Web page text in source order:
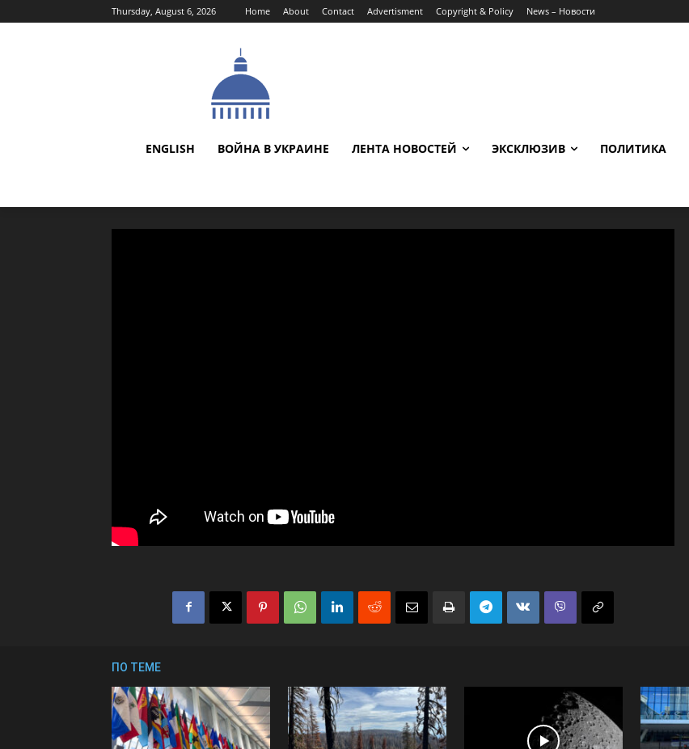
Thursday, August 6, 2026 Home About Contact Advertisment Copyright & Policy News – Новости
ENGLISH ВОЙНА В УКРАИНЕ ЛЕНТА НОВОСТЕЙ ЭКСКЛЮЗИВ ПОЛИТИКА
ПО ТЕМЕ